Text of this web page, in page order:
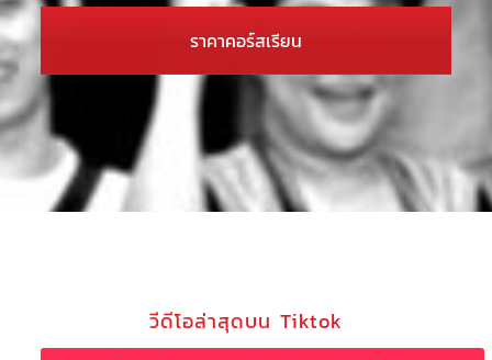
ราคาคอร์สเรียน
วีดีโอล่าสุดบน Tiktok